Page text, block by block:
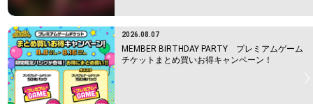
2026.08.07
MEMBER BIRTHDAY PARTY プレミアムゲーム
チケットまとめ買いお得キャンペーン！